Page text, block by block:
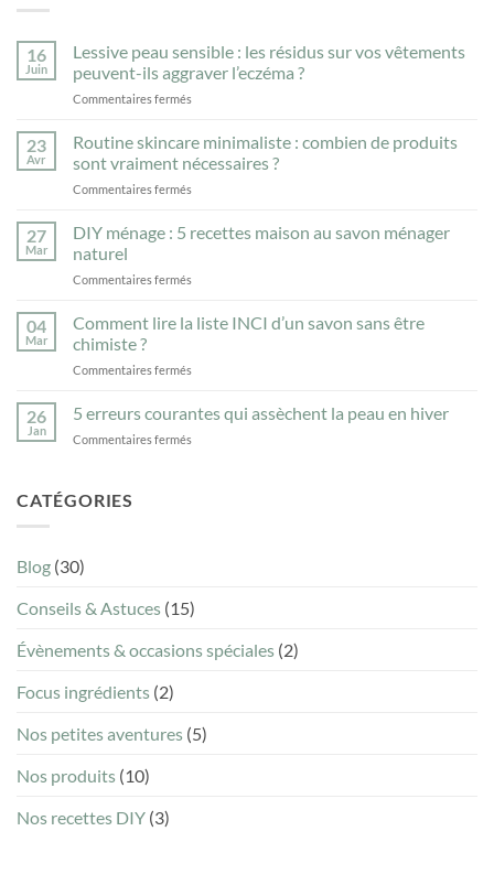
16
Juin
Lessive peau sensible : les résidus sur vos vêtements
peuvent-ils aggraver l’eczéma ?
Commentaires fermés
sensible
:
les
sur
peuvent-
aggraver
23
Avr
Routine skincare minimaliste : combien de produits
sont vraiment nécessaires ?
Commentaires fermés
skincare
minimaliste
combien
produits
nécessaires
27
Mar
DIY ménage : 5 recettes maison au savon ménager
naturel
Commentaires fermés
ménage
:
recettes
au
ménager
04
Mar
Comment lire la liste INCI d’un savon sans être
chimiste ?
Commentaires fermés
lire
la
liste
26
Jan
5 erreurs courantes qui assèchent la peau en hiver
Commentaires fermés
hiver
CATÉGORIES
Blog (30)
Conseils & Astuces (15)
Évènements & occasions spéciales (2)
Focus ingrédients (2)
Nos petites aventures (5)
Nos produits (10)
Nos recettes DIY (3)